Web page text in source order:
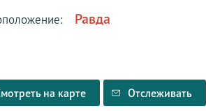
Равда
на карте Отслеживать